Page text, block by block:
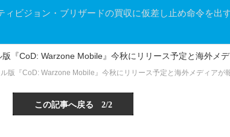
ィビジョン・ブリザードの買収に仮差し止め命令を
版『CoD: Warzone Mobile』今秋にリリース予定と海外メディアが
この記事へ戻る 2/2